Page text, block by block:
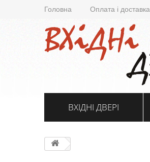
Головна Оплата і доставка
ВХІДНІ ДВЕРІ